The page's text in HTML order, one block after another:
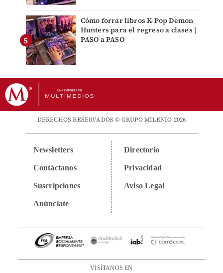
Cómo forrar libros K-Pop Demon
Hunters para el regreso a clases |
PASO a PASO
DERECHOS RESERVADOS © GRUPO MILENIO 2026
Newsletters
Contáctanos
Suscripciones
Anúnciate
Directorio
Privacidad
Aviso Legal
VISÍTANOS EN